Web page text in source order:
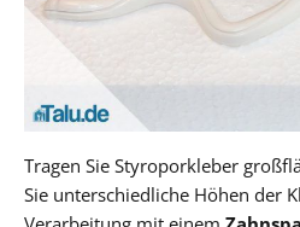
Tragen Sie Styroporkleber
Sie unterschiedliche Höhen der